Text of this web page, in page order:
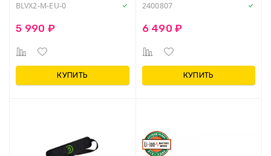
BLVX2-M-EU-0
5 990 ₽
КУПИТЬ
2400807
6 490 ₽
КУПИТЬ